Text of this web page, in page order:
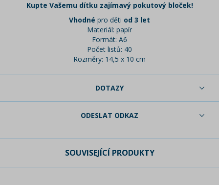
Kupte Vašemu dítku zajímavý pokutový bloček!
Vhodné pro děti od 3 let
Materiál: papír
Formát: A6
Počet listů: 40
Rozměry: 14,5 x 10 cm
DOTAZY
ODESLAT ODKAZ
SOUVISEJÍCÍ PRODUKTY